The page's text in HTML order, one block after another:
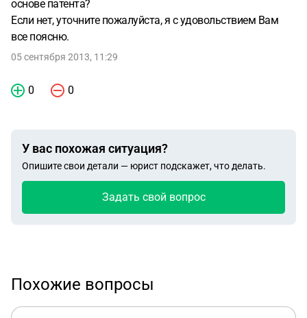
основе патента?
Если нет, уточните пожалуйста, я с удовольствием Вам
все поясню.
05 сентября 2013, 11:29
0 0
У вас похожая ситуация?
Опишите свои детали — юрист подскажет, что делать.
Задать свой вопрос
Похожие вопросы